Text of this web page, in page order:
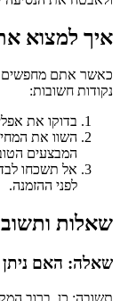
איך למצוא
כאשר אתם מחפשים
נקודות חשובות:
בדוקו את
השוו את
המבצעים
אל תשכחו
לפני ההזמנה.
שאלות
שאלה: האם ניתן
תשובה: כן, ברוב